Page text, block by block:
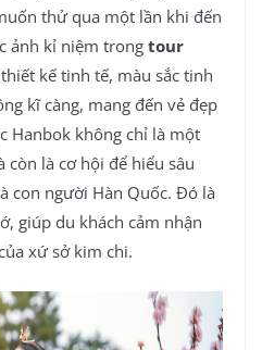
thử qua một lần khi đến
ảnh kỉ niệm trong tour
kế tinh tế, màu sắc tinh
kĩ càng, mang đến vẻ đẹp
Hanbok không chỉ là một
là cơ hội để hiểu sâu
con người Hàn Quốc. Đó là
giúp du khách cảm nhận
xứ sở kim chi.